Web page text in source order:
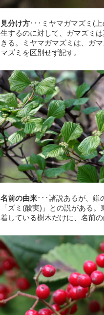
見分け方･･･ミヤマガマズミ(
生するのに対して、ガマズミ
きる。ミヤマガマズミは、ガ
マズミを区別せず記す。
名前の由来･･･諸説あるが、鎌
「ズミ(酸実)」との説がある
着している樹木だけに、名前